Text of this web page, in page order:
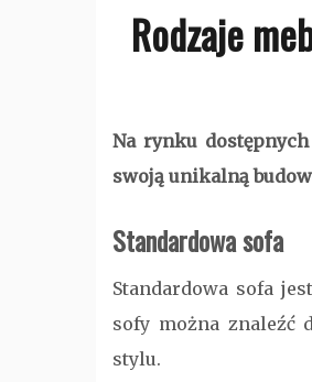
Rodzaje
Na rynku
swoją unikalną
Standardowa sofa
Standardowa sofa
sofy można znaleźć
stylu.